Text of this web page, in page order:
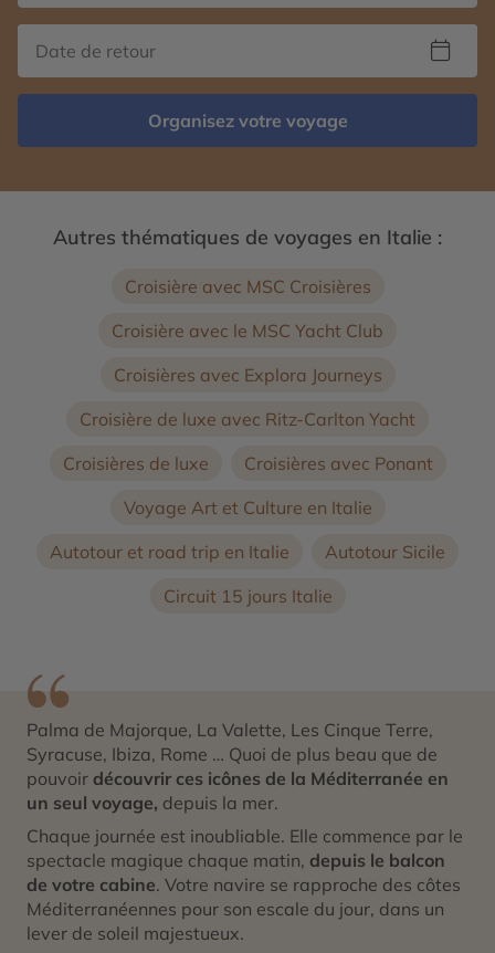
Organisez votre voyage
Autres thématiques de voyages en Italie :
Croisière avec MSC Croisières
Croisière avec le MSC Yacht Club
Croisières avec Explora Journeys
Croisière de luxe avec Ritz-Carlton Yacht
Croisières de luxe
Croisières avec Ponant
Voyage Art et Culture en Italie
Autotour et road trip en Italie
Autotour Sicile
Circuit 15 jours Italie
Palma de Majorque, La Valette, Les Cinque Terre,
Syracuse, Ibiza, Rome … Quoi de plus beau que de
pouvoir découvrir ces icônes de la Méditerranée en
un seul voyage, depuis la mer.
Chaque journée est inoubliable. Elle commence par le
spectacle magique chaque matin, depuis le balcon
de votre cabine. Votre navire se rapproche des côtes
Méditerranéennes pour son escale du jour, dans un
lever de soleil majestueux.